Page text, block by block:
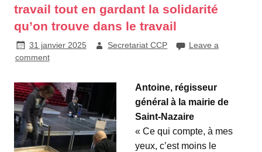
travail tout en gardant la solidarité
qu’on trouve dans le travail
31 janvier 2025 Secretariat CCP
Leave a
comment
Antoine, régisseur
général à la mairie de
Saint-Nazaire
« Ce qui compte, à mes
yeux, c’est moins le